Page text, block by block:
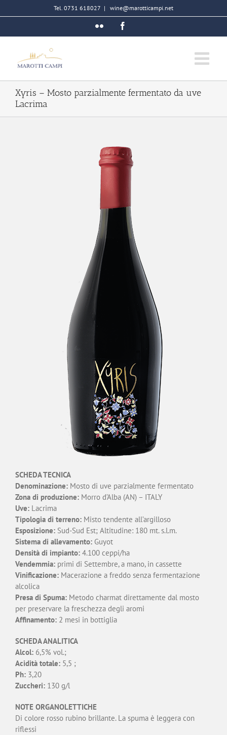
al
Tel. 0731 618027 | wine@marotticampi.net
Flickr
Xyris – Mosto parzialmente fermentato da uve
Lacrima
SCHEDA TECNICA
Denominazione: Mosto di uve parzialmente fermentato
Zona di produzione: Morro d’Alba (AN) – ITALY
Uve: Lacrima
Tipologia di terreno: Misto tendente all’argilloso
Esposizione: Sud-Sud Est; Altitudine: 180 mt. s.l.m.
Sistema di allevamento: Guyot
Densità di impianto: 4.100 ceppi/ha
Vendemmia: primi di Settembre, a mano, in cassette
Vinificazione: Macerazione a freddo senza fermentazione
alcolica
Presa di Spuma: Metodo charmat direttamente dal mosto
per preservare la freschezza degli aromi
Affinamento: 2 mesi in bottiglia
SCHEDA ANALITICA
Alcol: 6,5% vol.;
Acidità totale: 5,5 ;
Ph: 3,20
Zuccheri: 130 g/l
NOTE ORGANOLETTICHE
Di colore rosso rubino brillante. La spuma è leggera con
riflessi